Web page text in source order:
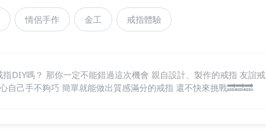
情侶手作 金工 戒指體驗
DIY嗎？ 那你一定不能錯過這次機會 親自設計、製作的戒指 友誼戒
自己手不夠巧 簡單就能做出質感滿分的戒指 還不快來挑戰🔜🔜🔜